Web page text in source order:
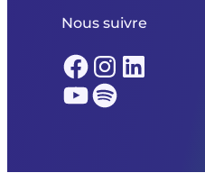
Nous suivre
Facebook Instagram LinkedIn
YouTube
Spotify